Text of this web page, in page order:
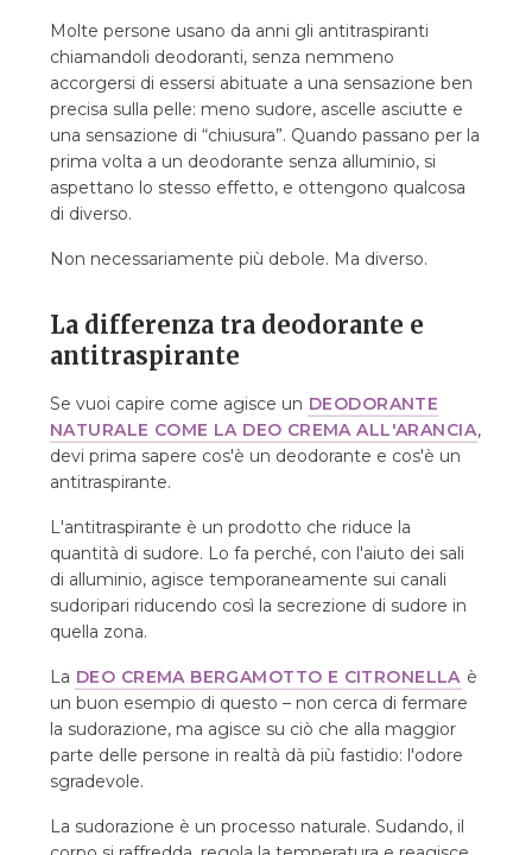
Molte persone usano da anni gli antitraspiranti
chiamandoli deodoranti, senza nemmeno
accorgersi di essersi abituate a una sensazione ben
precisa sulla pelle: meno sudore, ascelle asciutte e
una sensazione di “chiusura”. Quando passano per la
prima volta a un deodorante senza alluminio, si
aspettano lo stesso effetto, e ottengono qualcosa
di diverso.
Non necessariamente più debole. Ma diverso.
La differenza tra deodorante e
antitraspirante
Se vuoi capire come agisce un DEODORANTE
NATURALE COME LA DEO CREMA ALL'ARANCIA,
devi prima sapere cos'è un deodorante e cos'è un
antitraspirante.
L'antitraspirante è un prodotto che riduce la
quantità di sudore. Lo fa perché, con l'aiuto dei sali
di alluminio, agisce temporaneamente sui canali
sudoripari riducendo così la secrezione di sudore in
quella zona.
La DEO CREMA BERGAMOTTO E CITRONELLA è
un buon esempio di questo – non cerca di fermare
la sudorazione, ma agisce su ciò che alla maggior
parte delle persone in realtà dà più fastidio: l'odore
sgradevole.
La sudorazione è un processo naturale. Sudando, il